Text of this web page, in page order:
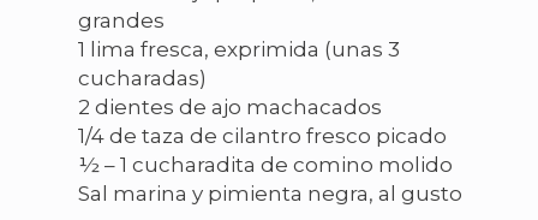
grandes
1 lima fresca, exprimida (unas 3
cucharadas)
2 dientes de ajo machacados
1/4 de taza de cilantro fresco picado
½ – 1 cucharadita de comino molido
Sal marina y pimienta negra, al gusto